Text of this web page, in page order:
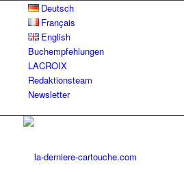
Deutsch
Français
English
Buchempfehlungen
LACROIX
Redaktionsteam
Newsletter